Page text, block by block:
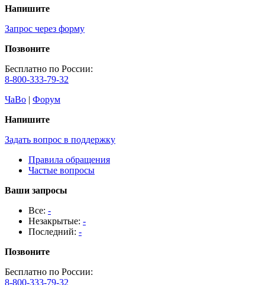
Напишите
Запрос через форму
Позвоните
Бесплатно по России:
8-800-333-79-32
ЧаВо | Форум
Напишите
Задать вопрос в поддержку
Правила обращения
Частые вопросы
Ваши запросы
Все: -
Незакрытые: -
Последний: -
Позвоните
Бесплатно по России:
8-800-333-79-32